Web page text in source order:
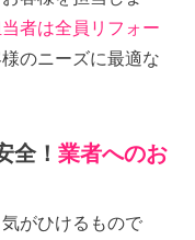
者は全員リフォー
のニーズに最適な
全！業者へのお
がひけるもので